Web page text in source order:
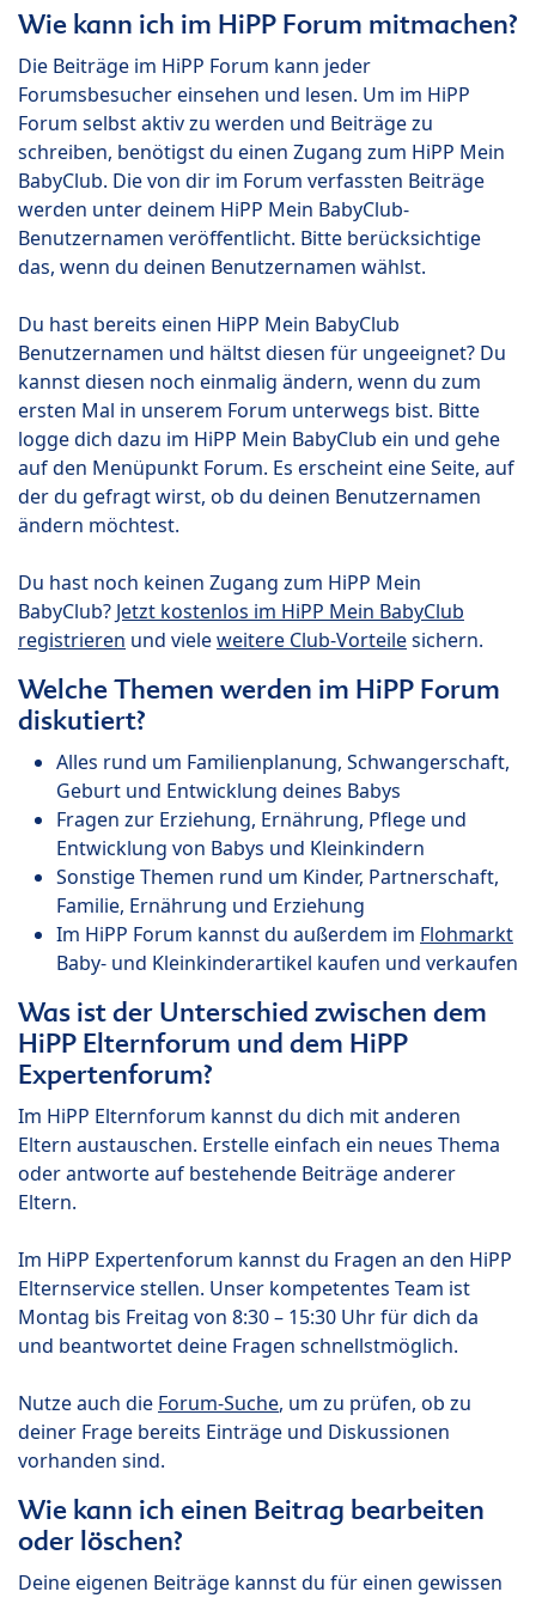
Wie kann ich im HiPP Forum mitmachen?
Die Beiträge im HiPP Forum kann jeder
Forumsbesucher einsehen und lesen. Um im HiPP
Forum selbst aktiv zu werden und Beiträge zu
schreiben, benötigst du einen Zugang zum HiPP Mein
BabyClub. Die von dir im Forum verfassten Beiträge
werden unter deinem HiPP Mein BabyClub-
Benutzernamen veröffentlicht. Bitte berücksichtige
das, wenn du deinen Benutzernamen wählst.
Du hast bereits einen HiPP Mein BabyClub
Benutzernamen und hältst diesen für ungeeignet? Du
kannst diesen noch einmalig ändern, wenn du zum
ersten Mal in unserem Forum unterwegs bist. Bitte
logge dich dazu im HiPP Mein BabyClub ein und gehe
auf den Menüpunkt Forum. Es erscheint eine Seite, auf
der du gefragt wirst, ob du deinen Benutzernamen
ändern möchtest.
Du hast noch keinen Zugang zum HiPP Mein
BabyClub? Jetzt kostenlos im HiPP Mein BabyClub
registrieren und vieleweitere Club-Vorteilesichern.
Welche Themen werden im HiPP Forum
diskutiert?
Alles rund um Familienplanung, Schwangerschaft,
Geburt und Entwicklung deines Babys
Fragen zur Erziehung, Ernährung, Pflege und
Entwicklung von Babys und Kleinkindern
Sonstige Themen rund um Kinder, Partnerschaft,
Familie, Ernährung und Erziehung
Im HiPP Forum kannst du außerdem im Flohmarkt
Baby- und Kleinkinderartikel kaufen und verkaufen
Was ist der Unterschied zwischen dem
HiPP Elternforum und dem HiPP
Expertenforum?
Im HiPP Elternforum kannst du dich mit anderen
Eltern austauschen. Erstelle einfach ein neues Thema
oder antworte auf bestehende Beiträge anderer
Eltern.
Im HiPP Expertenforum kannst du Fragen an den HiPP
Elternservice stellen. Unser kompetentes Team ist
Montag bis Freitag von 8:30 – 15:30 Uhr für dich da
und beantwortet deine Fragen schnellstmöglich.
Nutze auch die Forum-Suche, um zu prüfen, ob zu
deiner Frage bereits Einträge und Diskussionen
vorhanden sind.
Wie kann ich einen Beitrag bearbeiten
oder löschen?
Deine eigenen Beiträge kannst du für einen gewissen